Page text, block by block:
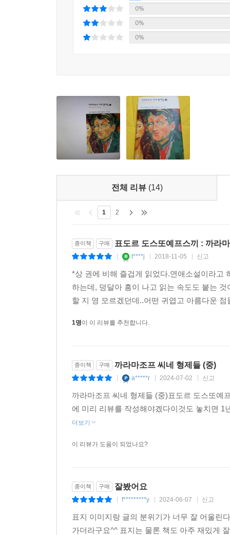
0%
0%
0%
전체 리뷰 (14)
1 2
종이책 구매 표도르 도스또예프스끼 : 까라
t****j 2018-11-05 신고
*상 권에 비해 즐겁게 읽었다.연애소설이라고
하는데, 덩달아 흥이 나고 읽는 속도도 붙는
할 지 영 모르겠던데..어떤 귀엽고 아름다운
1명이 이 리뷰를 추천합니다.
종이책 구매 까라마조프 씨네 형제들 (중)
a*****r 2024-07-02 신고
까라마조프 씨네 형제들 (중)표도르 도스또예
에 미리 리뷰를 작성해야겠다이것도 놓치면
더보기
이 리뷰가 도움이 되었나요?
종이책 구매 잘봤어요
f*********y 2024-06-07 신고
표지 이미지랑 글의 분위기가 너무 잘 어울린
가더라구요^^ 표지는 물론 책도 아주 재밌게